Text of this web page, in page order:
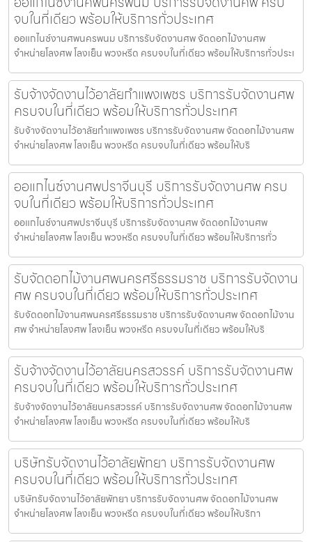
จบในที่เดียว พร้อมให้บริการทั่วประเทศ
ออแกไนซ์งานศพนครพนม บริการรับจัดงานศพ จัดดอกไม้งานศพ
จำหน่ายโลงศพ โลงเย็น พวงหรีด ครบจบในที่เดียว พร้อมให้บริการทั่วประเ
รับจ้างจัดงานไว้อาลัยกำแพงเพชร บริการรับจัดงานศพ
ครบจบในที่เดียว พร้อมให้บริการทั่วประเทศ
รับจ้างจัดงานไว้อาลัยกำแพงเพชร บริการรับจัดงานศพ จัดดอกไม้งานศพ
จำหน่ายโลงศพ โลงเย็น พวงหรีด ครบจบในที่เดียว พร้อมให้บริ
ออแกไนซ์งานศพปราจีนบุรี บริการรับจัดงานศพ ครบ
จบในที่เดียว พร้อมให้บริการทั่วประเทศ
ออแกไนซ์งานศพปราจีนบุรี บริการรับจัดงานศพ จัดดอกไม้งานศพ
จำหน่ายโลงศพ โลงเย็น พวงหรีด ครบจบในที่เดียว พร้อมให้บริการทั่ว
รับจัดดอกไม้งานศพนครศรีธรรมราช บริการรับจัดงาน
ศพ ครบจบในที่เดียว พร้อมให้บริการทั่วประเทศ
รับจัดดอกไม้งานศพนครศรีธรรมราช บริการรับจัดงานศพ จัดดอกไม้งาน
ศพ จำหน่ายโลงศพ โลงเย็น พวงหรีด ครบจบในที่เดียว พร้อมให้บริ
รับจ้างจัดงานไว้อาลัยนครสวรรค์ บริการรับจัดงานศพ
ครบจบในที่เดียว พร้อมให้บริการทั่วประเทศ
รับจ้างจัดงานไว้อาลัยนครสวรรค์ บริการรับจัดงานศพ จัดดอกไม้งานศพ
จำหน่ายโลงศพ โลงเย็น พวงหรีด ครบจบในที่เดียว พร้อมให้บริ
บริษัทรับจัดงานไว้อาลัยพัทยา บริการรับจัดงานศพ
ครบจบในที่เดียว พร้อมให้บริการทั่วประเทศ
บริษัทรับจัดงานไว้อาลัยพัทยา บริการรับจัดงานศพ จัดดอกไม้งานศพ
จำหน่ายโลงศพ โลงเย็น พวงหรีด ครบจบในที่เดียว พร้อมให้บริกา